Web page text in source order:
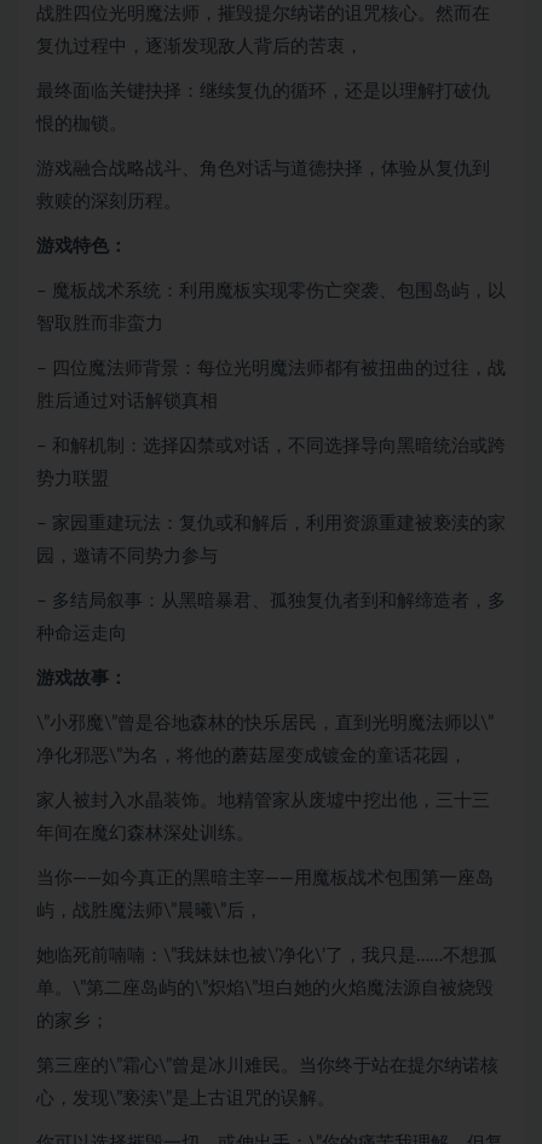
战胜四位光明魔法师，摧毁提尔纳诺的诅咒核心。然而在
复仇过程中，逐渐发现敌人背后的苦衷，
最终面临关键抉择：继续复仇的循环，还是以理解打破仇
恨的枷锁。
游戏融合战略战斗、角色对话与道德抉择，体验从复仇到
救赎的深刻历程。
游戏特色：
– 魔板战术系统：利用魔板实现零伤亡突袭、包围岛屿，以
智取胜而非蛮力
– 四位魔法师背景：每位光明魔法师都有被扭曲的过往，战
胜后通过对话解锁真相
– 和解机制：选择囚禁或对话，不同选择导向黑暗统治或跨
势力联盟
– 家园重建玩法：复仇或和解后，利用资源重建被亵渎的家
园，邀请不同势力参与
– 多结局叙事：从黑暗暴君、孤独复仇者到和解缔造者，多
种命运走向
游戏故事：
\”小邪魔\”曾是谷地森林的快乐居民，直到光明魔法师以\”
净化邪恶\”为名，将他的蘑菇屋变成镀金的童话花园，
家人被封入水晶装饰。地精管家从废墟中挖出他，三十三
年间在魔幻森林深处训练。
当你——如今真正的黑暗主宰——用魔板战术包围第一座岛
屿，战胜魔法师\”晨曦\”后，
她临死前喃喃：\”我妹妹也被\’净化\’了，我只是……不想孤
单。\”第二座岛屿的\”炽焰\”坦白她的火焰魔法源自被烧毁
的家乡；
第三座的\”霜心\”曾是冰川难民。当你终于站在提尔纳诺核
心，发现\”亵渎\”是上古诅咒的误解。